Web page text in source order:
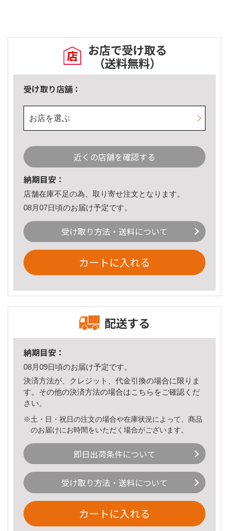
お店で受け取る
（送料無料）
受け取り店舗：
お店を選ぶ
近くの店舗を確認する
納期目安：
店舗在庫不足の為、取り寄せ注文となります。
08月07日頃のお届け予定です。
受け取り方法・送料について
カートに入れる
配送する
納期目安：
08月09日頃のお届け予定です。
決済方法が、クレジット、代金引換の場合に限りま
す。その他の決済方法の場合はこちら をご確認くだ
さい。
※土・日・祝日の注文の場合や在庫状況によって、商品
のお届けにお時間をいただく場合がございます。
即日出荷条件について
受け取り方法・送料について
カートに入れる